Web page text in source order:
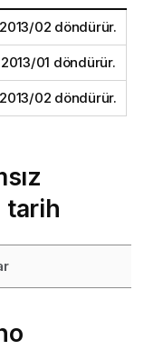
2013/02 döndürür.
2013/01 döndürür.
2013/02 döndürür.
tarih